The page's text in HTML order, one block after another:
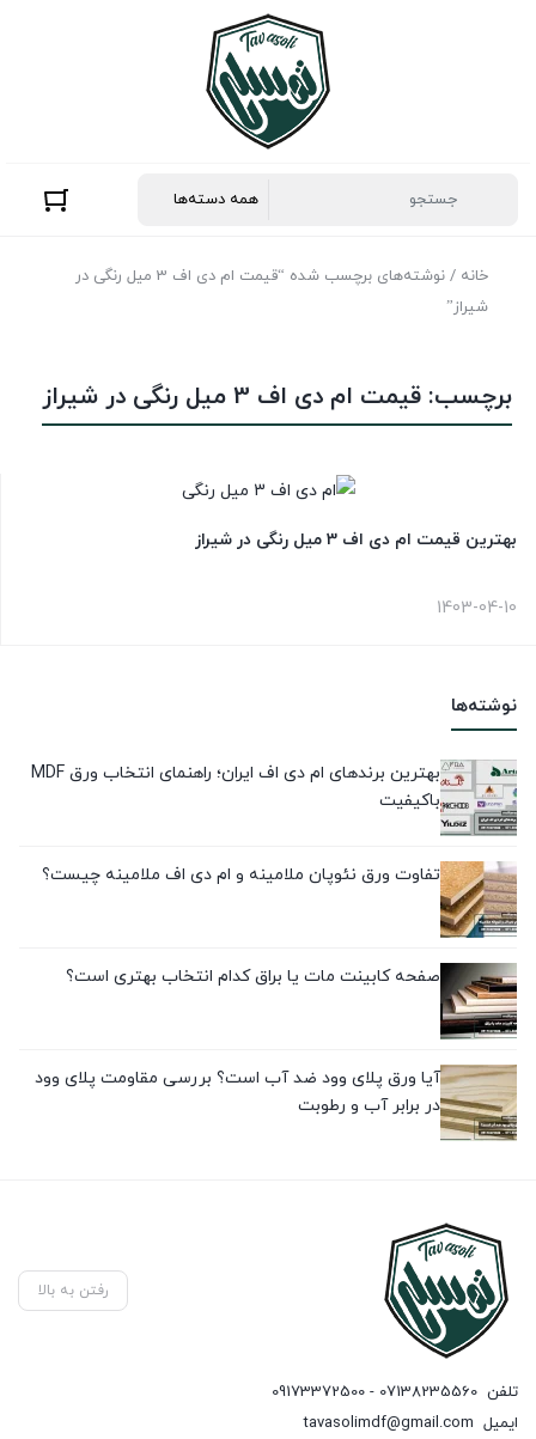
خانه
/ نوشته‌های برچسب شده “قیمت ام دی اف 3 میل رنگی در
شیراز”
نوشته‌ها
بهترین برندهای ام دی اف ایران؛ راهنمای انتخاب ورق MDF
باکیفیت
تفاوت ورق نئوپان ملامینه و ام دی اف ملامینه چیست؟
صفحه کابینت مات یا براق کدام انتخاب بهتری است؟
آیا ورق پلای وود ضد آب است؟ بررسی مقاومت پلای وود
در برابر آب و رطوبت
برچسب: قیمت ام دی اف 3 میل رنگی در شیراز
بهترین قیمت ام دی اف 3 میل رنگی در شیراز
1403-04-10
رفتن به بالا
تلفن 07138235560 - 09173372500
ایمیل tavasolimdf@gmail.com